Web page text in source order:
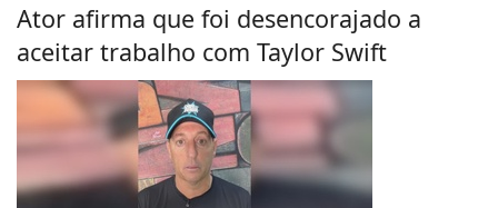
Ator afirma que foi desencorajado a
aceitar trabalho com Taylor Swift